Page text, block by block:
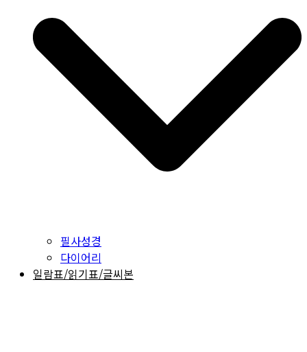
필사성경
다이어리
일람표/읽기표/글씨본